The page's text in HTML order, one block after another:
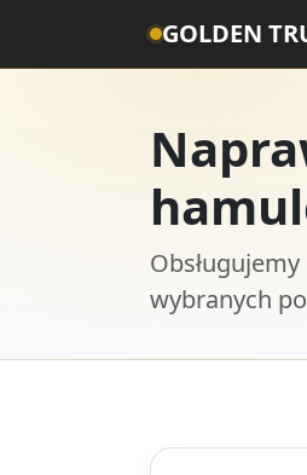
GOLDEN
wybranych